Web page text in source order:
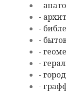
-
-
-
-
-
-
-
-